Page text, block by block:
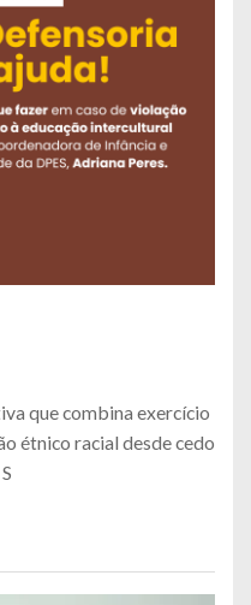
que combina exercício
étnico racial desde cedo